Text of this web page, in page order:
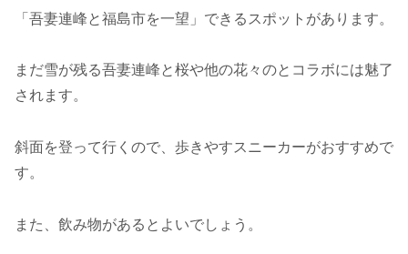
「吾妻連峰と福島市を一望」できるスポットがあります。
まだ雪が残る吾妻連峰と桜や他の花々のとコラボには魅了
されます。
斜面を登って行くので、歩きやすスニーカーがおすすめで
す。
また、飲み物があるとよいでしょう。